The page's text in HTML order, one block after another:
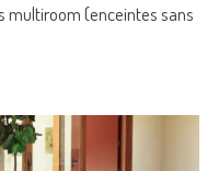
multiroom (enceintes sans